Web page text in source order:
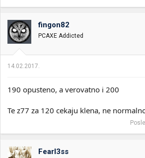
fingon82
PCAXE Addicted
14.02.2017.
190 opusteno, a verovatno i 200
Te z77 za 120 cekaju klena, ne
Fearl3ss